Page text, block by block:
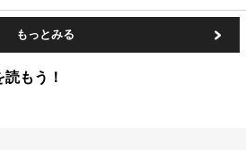
もっとみる
もう！